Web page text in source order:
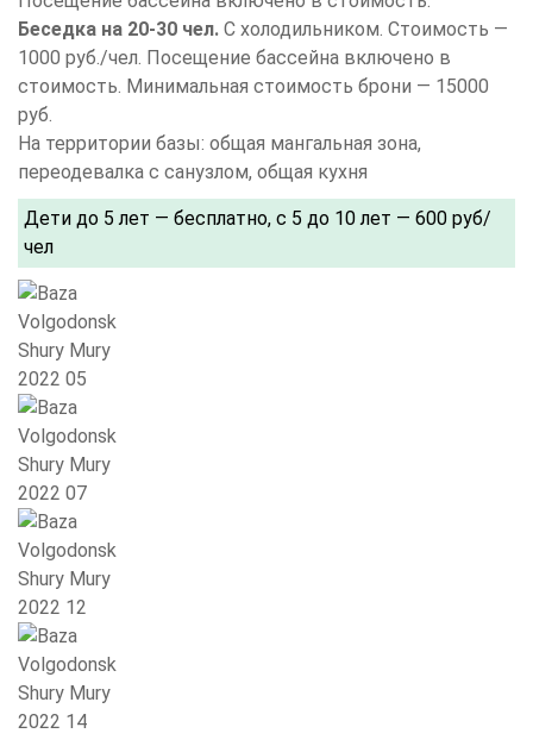
Беседка на 20-30 чел. С холодильником. Стоимость —
1000 руб./чел. Посещение бассейна включено в
стоимость. Минимальная стоимость брони — 15000
руб.
На территории базы: общая мангальная зона,
переодевалка с санузлом, общая кухня
Дети до 5 лет — бесплатно, с 5 до 10 лет — 600 руб/
чел